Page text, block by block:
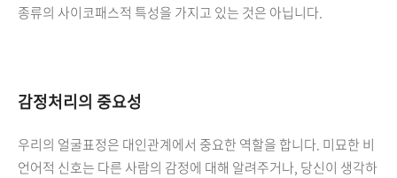
종류의 사이코패스적 특성을 가지고 있는 것은 아닙니다.
감정처리의 중요성
우리의 얼굴표정은 대인관계에서 중요한 역할을 합니다. 미묘한 비
언어적 신호는 다른 사람의 감정에 대해 알려주거나, 당신이 생각하